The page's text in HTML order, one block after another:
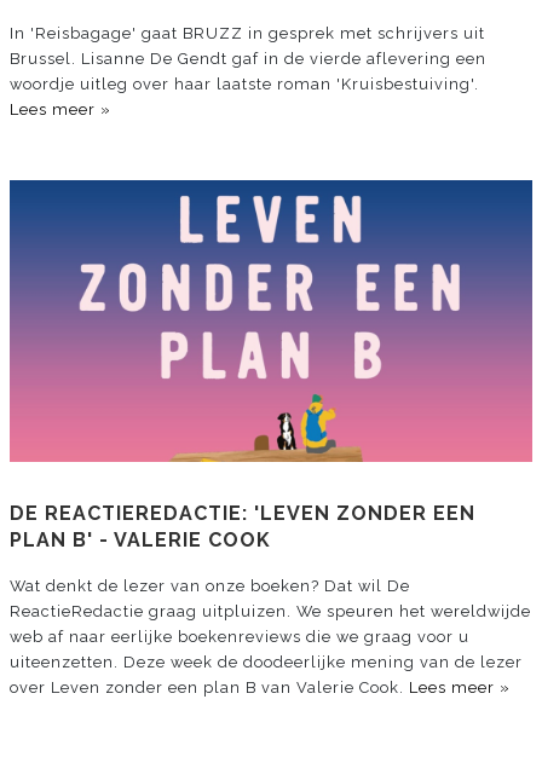
In 'Reisbagage' gaat BRUZZ in gesprek met schrijvers uit
Brussel. Lisanne De Gendt gaf in de vierde aflevering een
woordje uitleg over haar laatste roman 'Kruisbestuiving'.
Lees meer »
DE REACTIEREDACTIE: 'LEVEN ZONDER EEN
PLAN B' - VALERIE COOK
Wat denkt de lezer van onze boeken? Dat wil De
ReactieRedactie graag uitpluizen. We speuren het wereldwijde
web af naar eerlijke boekenreviews die we graag voor u
uiteenzetten. Deze week de doodeerlijke mening van de lezer
over Leven zonder een plan B van Valerie Cook. Lees meer »